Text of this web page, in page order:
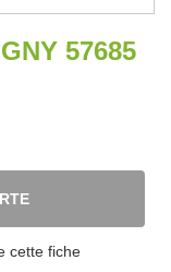
57685
cette fiche